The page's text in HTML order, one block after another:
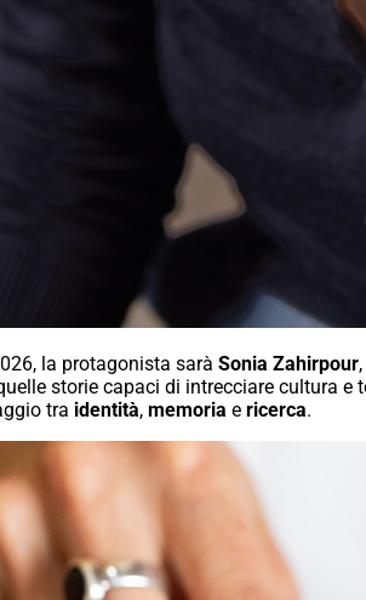
la protagonista sarà Sonia Zahirpour
storie capaci di intrecciare cultura e
tra identità, memoria e ricerca.